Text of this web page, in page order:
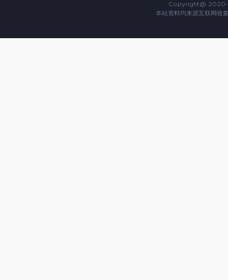
Copyright@ 2020-
本站资料均来源互联网收